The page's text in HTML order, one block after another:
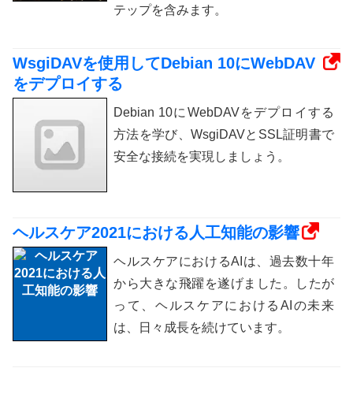
テップを含みます。
WsgiDAVを使用してDebian 10にWebDAV
をデプロイする
Debian 10にWebDAVをデプロイする
方法を学び、WsgiDAVとSSL証明書で
安全な接続を実現しましょう。
ヘルスケア2021における人工知能の影響
ヘルスケアにおけるAIは、過去数十年
から大きな飛躍を遂げました。したが
って、ヘルスケアにおけるAIの未来
は、日々成長を続けています。